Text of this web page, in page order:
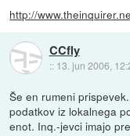
http://
CCfly
:: 13. jun 2006,
Še en rumeni
podatkov iz lokalnega
enot. Inq.-jevci imajo